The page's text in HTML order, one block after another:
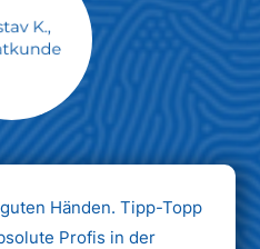
AG
Händen. Tipp-Topp
Profis in der